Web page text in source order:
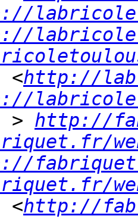
<
http://
>
http://
<
http://